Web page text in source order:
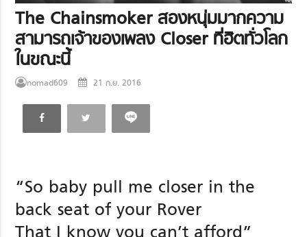
The Chainsmoker สองหนุ่มมากความ
สามารถเจ้าของเพลง Closer ที่ฮิตทั่วโลก
ในขณะนี้
nomad609 21 ก.ย. 2016
“So baby pull me closer in the
back seat of your Rover